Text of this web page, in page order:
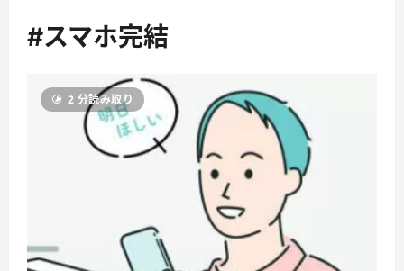
ー
#スマホ完結
2 分読み取り